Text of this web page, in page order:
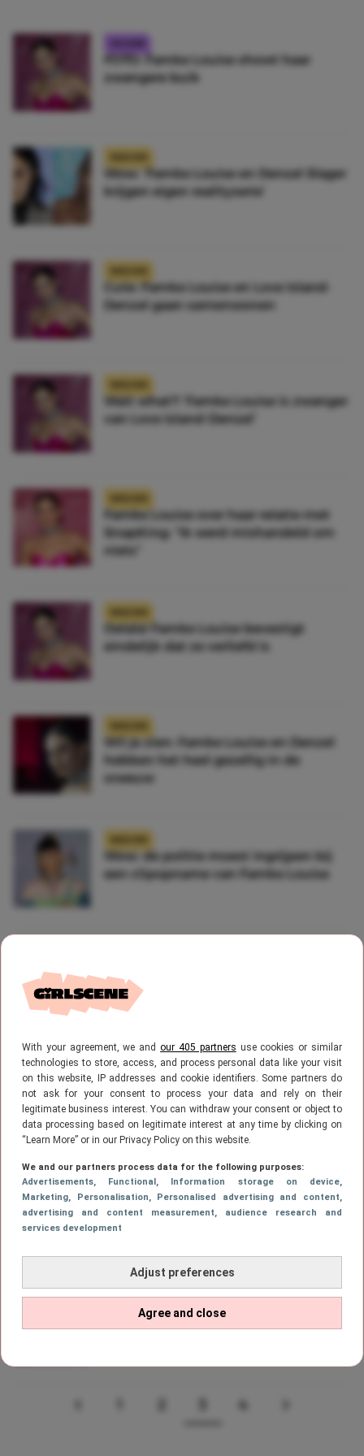
With your agreement, we andour 405 partners use cookies or similar
technologies to store, access, and process personal data like your visit
on this website, IP addresses and cookie identifiers. Some partners do
not ask for your consent to process your data and rely on their
legitimate business interest. You can withdraw your consent or object to
data processing based on legitimate interest at any time by clicking on
“Learn More” or in our Privacy Policy on this website.
We and our partners process data for the following purposes:
Advertisements, Functional , Information storage on device,
Marketing, Personalisation, Personalised advertising and content,
advertising and content measurement, audience research and
services development
Adjust preferences
Agree and close
FOTO: Famke Louise showt haar
zwangere buik
Wow: ‘Famke Louise en Denzel Slager
krijgen eigen realityserie’
Cute: Famke Louise en Love Island-
Denzel gaan samenwonen
Wait what?! ‘Famke Louise is zwanger
van Love Island-Denzel’
Famke Louise over haar relatie met
SnapKing: “Ik werd mishandeld om
niets”
Oelala! Famke Louise bevestigt
eindelijk dat ze verliefd is
Wil je zien: Famke Louise en Denzel
hebben het heel gezellig in de
sneeuw
Wow: de politie moest ingrijpen bij
een clipopname van Famke Louise
zit het nu tussen haar en Denzel
Slager?
NIEUWS
Dus tóch: Famke Louise en Denzel
Slager zijn aan het daten (en dit zijn
de eerste foto’s)
NIEUWS
In de documentaire van Famke
Louise zien we haar van een hele
andere kant
CELEBS
Famke Louise heeft een nieuwe
vriend en dit is hem
PAGEPAGEPagePAGE
4